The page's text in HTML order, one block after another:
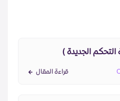
الجديدة )
قراءة المقال